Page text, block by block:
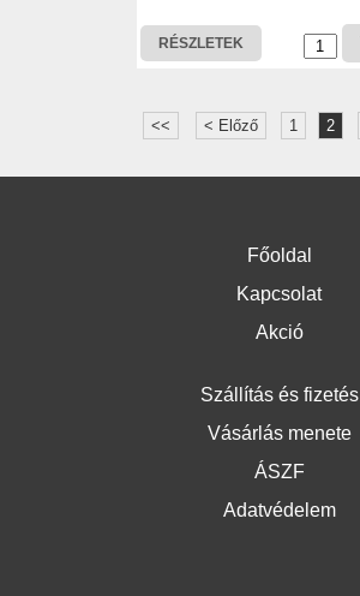
RÉSZLETEK
<< < Előző 1 2
Főoldal
Kapcsolat
Akció
Szállítás és fizetés
Vásárlás menete
ÁSZF
Adatvédelem